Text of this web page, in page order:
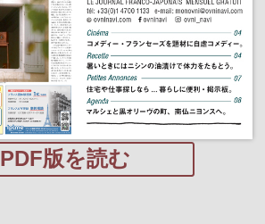
PDF版を読む